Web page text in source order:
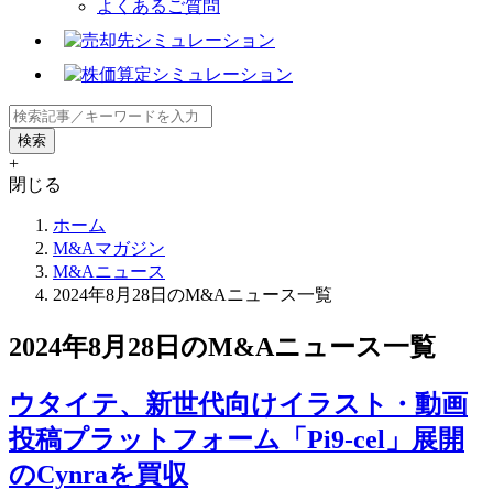
よくあるご質問
+
閉じる
ホーム
M&Aマガジン
M&Aニュース
2024年8月28日のM&Aニュース一覧
2024年8月28日のM&Aニュース一覧
ウタイテ、新世代向けイラスト・動画
投稿プラットフォーム「Pi9-cel」展開
のCynraを買収